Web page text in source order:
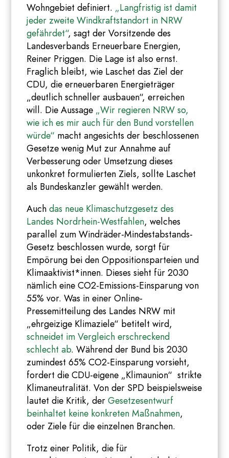
Wohngebiet definiert. „Langfristig ist damit
jeder zweite Windkraftstandort in NRW
gefährdet“, sagt der Vorsitzende des
Landesverbands Erneuerbare Energien,
Reiner Priggen. Die Lage ist also ernst.
Fraglich bleibt, wie Laschet das Ziel der
CDU, die erneuerbaren Energieträger
„deutlich schneller ausbauen“, erreichen
will. Die Aussage „Wir regieren NRW so,
wie ich es mir auch für den Bund vorstellen
würde“ macht angesichts der beschlossenen
Gesetze wenig Mut zur Annahme auf
Verbesserung oder Umsetzung dieses
unkonkret formulierten Ziels, sollte Laschet
als Bundeskanzler gewählt werden.
Auchdas neue Klimaschutzgesetz des
Landes Nordrhein-Westfahlen, welches
parallel zum Windräder-Mindestabstands-
Gesetz beschlossen wurde, sorgt für
Empörung bei den Oppositionsparteien und
Klimaaktivist*innen. Dieses sieht für 2030
nämlich eine CO2-Emissions-Einsparung von
55% vor. Was in einer Online-
Pressemitteilung des Landes NRW mit
„ehrgeizige Klimaziele“ betitelt wird,
schneidet im Vergleich erschreckend
schlecht ab. Während der Bund bis 2030
zumindest 65% CO2-Einsparung vorsieht,
fordert die CDU-eigene „Klimaunion“ strikte
Klimaneutralität. Von der SPD beispielsweise
lautet die Kritik, derGesetzesentwurf
beinhaltet keine konkreten Maßnahmen,
oder Ziele für die einzelnen Branchen.
Trotz einer Politik, die für